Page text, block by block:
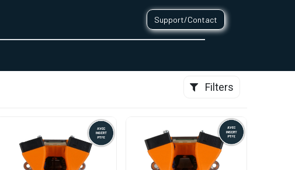
Support/Contact
Filters